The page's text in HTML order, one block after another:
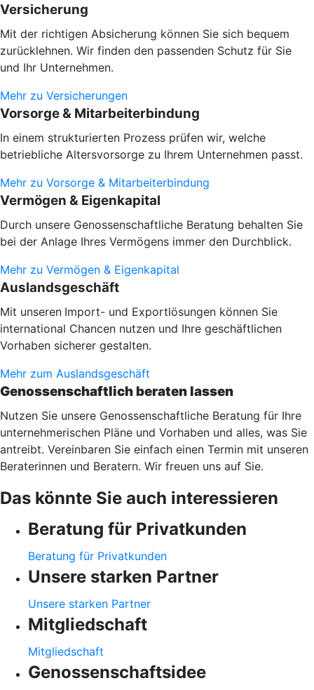
Versicherung
Mit der richtigen Absicherung können Sie sich bequem
zurücklehnen. Wir finden den passenden Schutz für Sie
und Ihr Unternehmen.
Mehr zu Versicherungen
Vorsorge & Mitarbeiterbindung
In einem strukturierten Prozess prüfen wir, welche
betriebliche Altersvorsorge zu Ihrem Unternehmen passt.
Mehr zu Vorsorge & Mitarbeiterbindung
Vermögen & Eigenkapital
Durch unsere Genossenschaftliche Beratung behalten Sie
bei der Anlage Ihres Vermögens immer den Durchblick.
Mehr zu Vermögen & Eigenkapital
Auslandsgeschäft
Mit unseren Import- und Exportlösungen können Sie
international Chancen nutzen und Ihre geschäftlichen
Vorhaben sicherer gestalten.
Mehr zum Auslandsgeschäft
Genossenschaftlich beraten lassen
Nutzen Sie unsere Genossenschaftliche Beratung für Ihre
unternehmerischen Pläne und Vorhaben und alles, was Sie
antreibt. Vereinbaren Sie einfach einen Termin mit unseren
Beraterinnen und Beratern. Wir freuen uns auf Sie.
Das könnte Sie auch interessieren
Beratung für Privatkunden
Beratung für Privatkunden
Unsere starken Partner
Unsere starken Partner
Mitgliedschaft
Mitgliedschaft
Genossenschaftsidee